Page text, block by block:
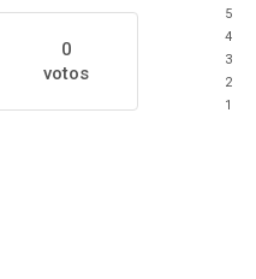
0
votos
5
4
3
2
1